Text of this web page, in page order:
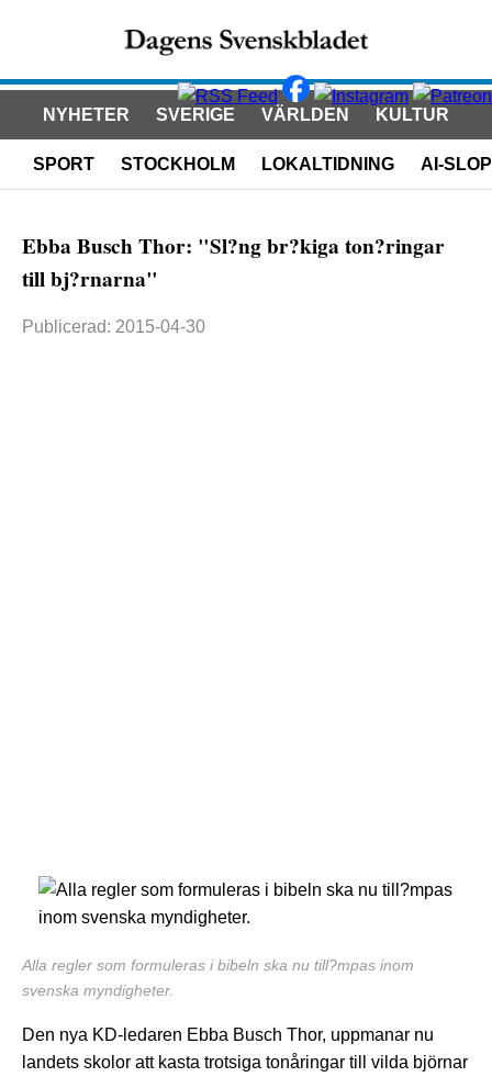
NYHETER SVERIGE VÄRLDEN KULTUR
SPORT STOCKHOLM LOKALTIDNING AI-SLOP
Ebba Busch Thor: "Sl?ng br?kiga ton?ringar
till bj?rnarna"
Publicerad: 2015-04-30
Alla regler som formuleras i bibeln ska nu till?mpas inom
svenska myndigheter.
Den nya KD-ledaren Ebba Busch Thor, uppmanar nu
landets skolor att kasta trotsiga tonåringar till vilda björnar